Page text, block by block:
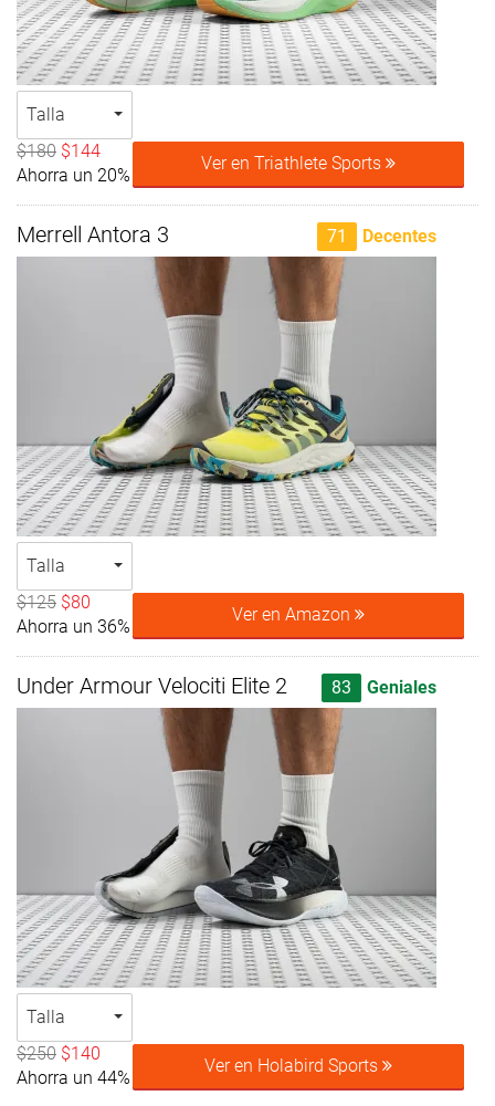
Talla
$180 $144
Ahorra un 20%
Ver en Triathlete Sports
Merrell Antora 3 71 Decentes
Talla
$125 $80
Ahorra un 36%
Ver en Amazon
Under Armour Velociti Elite 2 83 Geniales
Talla
$250 $140
Ahorra un 44%
Ver en Holabird Sports